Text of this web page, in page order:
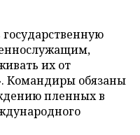
их от
Командиры обязаны
пленных в